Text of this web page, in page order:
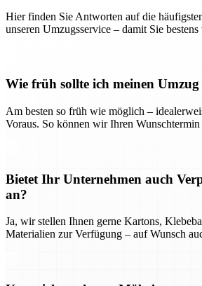
Hier finden Sie Antworten auf die
unseren Umzugsservice – damit Sie
Wie früh sollte ich meinen Umzug
Am besten so früh wie möglich –
Voraus. So können wir Ihren
Bietet Ihr Unternehmen auch
an?
Ja, wir stellen Ihnen gerne Kartons,
Materialien zur Verfügung – auf Wunsch